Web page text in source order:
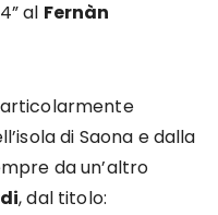
al Fernàn
di Saona e dalla
da un’altro
, dal titolo: